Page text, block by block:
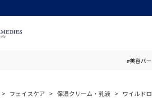
#美容バ
フェイスケア 保湿クリーム・乳液 ワイルド